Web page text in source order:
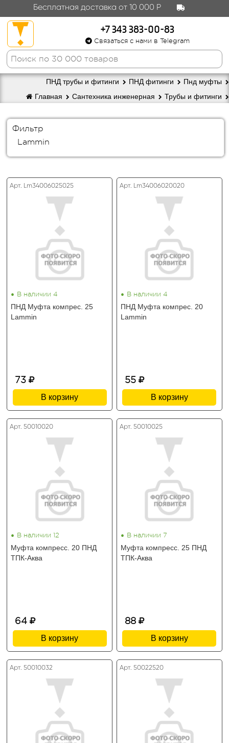
Бесплатная доставка от 10 000 Р
+7 343 383-00-83
Связаться с нами в Telegram
Пнд муфты
ПНД фитинги
ПНД трубы и фитинги
Трубы и фитинги
Сантехника инженерная
Главная
Фильтр
Lammin
Арт. Lm34006025025
• В наличии 4
ПНД Муфта компрес. 25
Lammin
73
В корзину
Арт. Lm34006020020
• В наличии 4
ПНД Муфта компрес. 20
Lammin
55
В корзину
Арт. 50010020
• В наличии 12
Муфта компресс. 20 ПНД
ТПК-Аква
64
В корзину
Арт. 50010025
• В наличии 7
Муфта компресс. 25 ПНД
ТПК-Аква
88
В корзину
Арт. 50010032 Арт. 50022520